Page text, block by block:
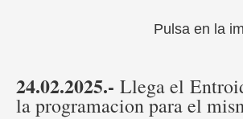
Pulsa en la
24.02.2025.- Llega el
la programacion para el